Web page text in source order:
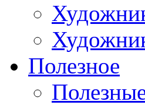
Полезное